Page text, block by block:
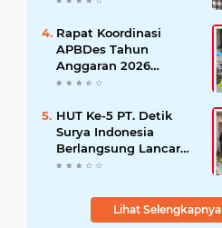
dan Hentikan Dugaan
Permainan Oknum
Rapat Koordinasi
APBDes Tahun
Anggaran 2026
Semester II,
Sokobanah Libatkan 12
Desa
HUT Ke-5 PT. Detik
Surya Indonesia
Berlangsung Lancar
dan Profesional,
Wartawan
Lihat Selengkapnya